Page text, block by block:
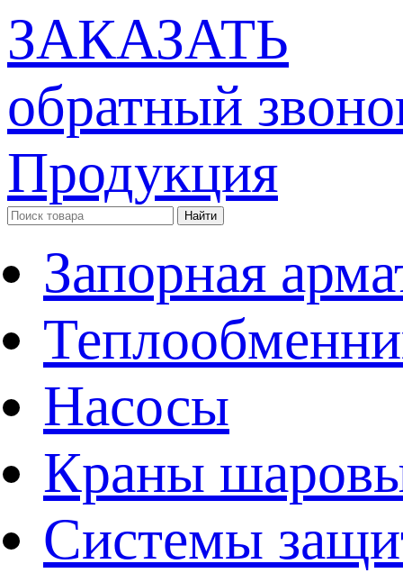
ЗАКАЗАТЬ
обратный
Продукция
Запорная
Насосы
Краны
Системы